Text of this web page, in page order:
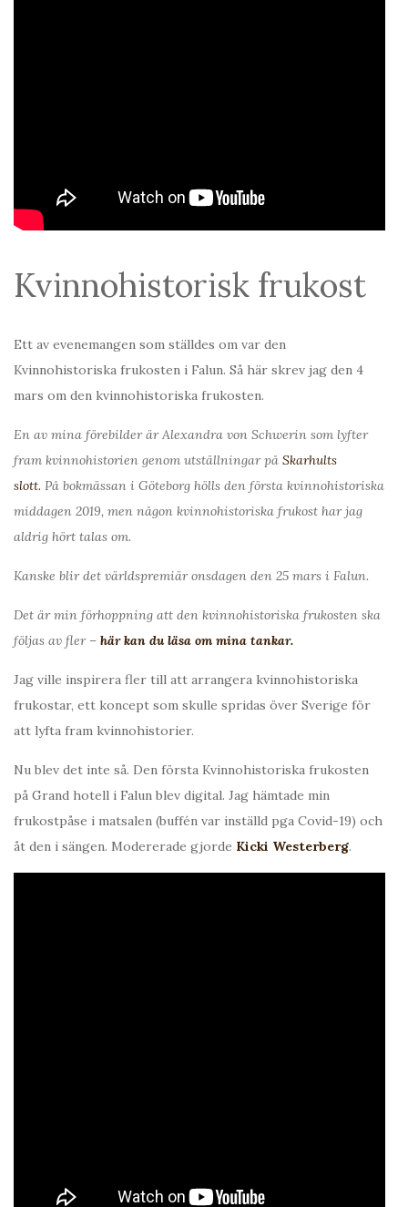
Kvinnohistorisk frukost
Ett av evenemangen som ställdes om var den
Kvinnohistoriska frukosten i Falun. Så här skrev jag den 4
mars om den kvinnohistoriska frukosten.
En av mina förebilder är Alexandra von Schwerin som lyfter
fram kvinnohistorien genom utställningar på Skarhults
slott. På bokmässan i Göteborg hölls den första kvinnohistoriska
middagen 2019, men någon kvinnohistoriska frukost har jag
aldrig hört talas om.
Kanske blir det världspremiär onsdagen den 25 mars i Falun.
Det är min förhoppning att den kvinnohistoriska frukosten ska
följas av fler – här kan du läsa om mina tankar.
Jag ville inspirera fler till att arrangera kvinnohistoriska
frukostar, ett koncept som skulle spridas över Sverige för
att lyfta fram kvinnohistorier.
Nu blev det inte så. Den första Kvinnohistoriska frukosten
på Grand hotell i Falun blev digital. Jag hämtade min
frukostpåse i matsalen (buffén var inställd pga Covid-19) och
åt den i sängen. Modererade gjorde Kicki Westerberg.